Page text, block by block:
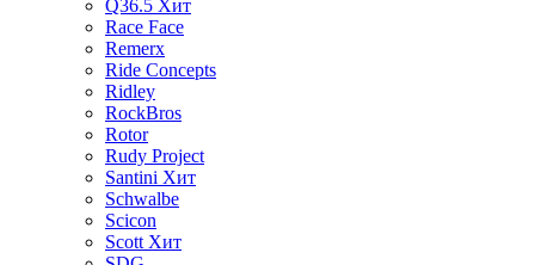
Q36.5 Хит
Race Face
Remerx
Ride Concepts
Ridley
RockBros
Rotor
Rudy Project
Santini Хит
Schwalbe
Scicon
Scott Хит